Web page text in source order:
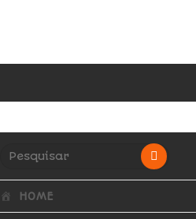
HOME